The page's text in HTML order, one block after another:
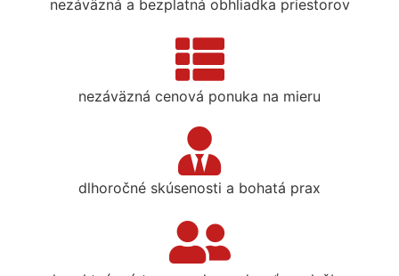
nezáväzná a bezplatná obhliadka priestorov
nezáväzná cenová ponuka na mieru
dlhoročné skúsenosti a bohatá prax